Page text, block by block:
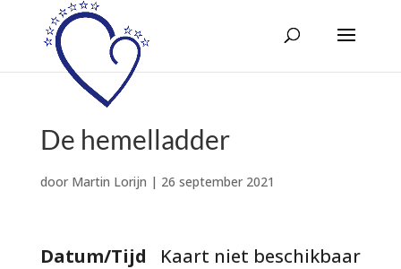
De hemelladder
door Martin Lorijn | 26 september 2021
Kaart niet beschikbaar
Datum/Tijd